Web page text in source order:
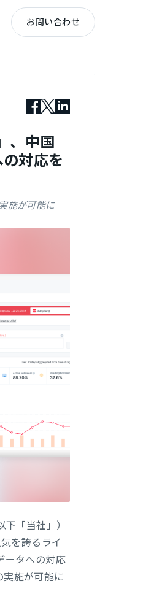
お問い合わせ
、中国
対応を
施が可能に
「当社」）
を誇るライ
ータへの対応
施が可能に